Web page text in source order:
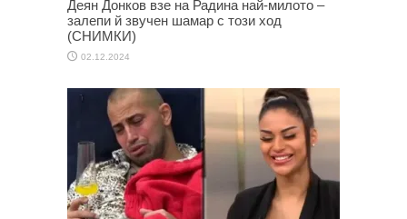
Деян Донков взе на Радина най-милото –
залепи й звучен шамар с този ход
(СНИМКИ)
02.12.2024